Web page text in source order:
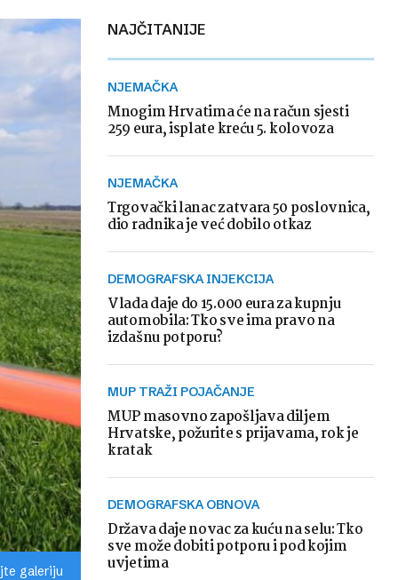
galeriju
NAJČITANIJE
NJEMAČKA
Mnogim Hrvatima će na račun sjesti
259 eura, isplate kreću 5. kolovoza
NJEMAČKA
Trgovački lanac zatvara 50 poslovnica,
dio radnika je već dobilo otkaz
DEMOGRAFSKA INJEKCIJA
Vlada daje do 15.000 eura za kupnju
automobila: Tko sve ima pravo na
izdašnu potporu?
MUP TRAŽI POJAČANJE
MUP masovno zapošljava diljem
Hrvatske, požurite s prijavama, rok je
kratak
DEMOGRAFSKA OBNOVA
Država daje novac za kuću na selu: Tko
sve može dobiti potporu i pod kojim
uvjetima